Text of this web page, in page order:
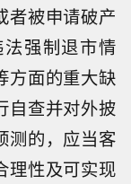
者被申请破产
强制退市情
方面的重大缺
自查并对外披
测的，应当客
理性及可实现